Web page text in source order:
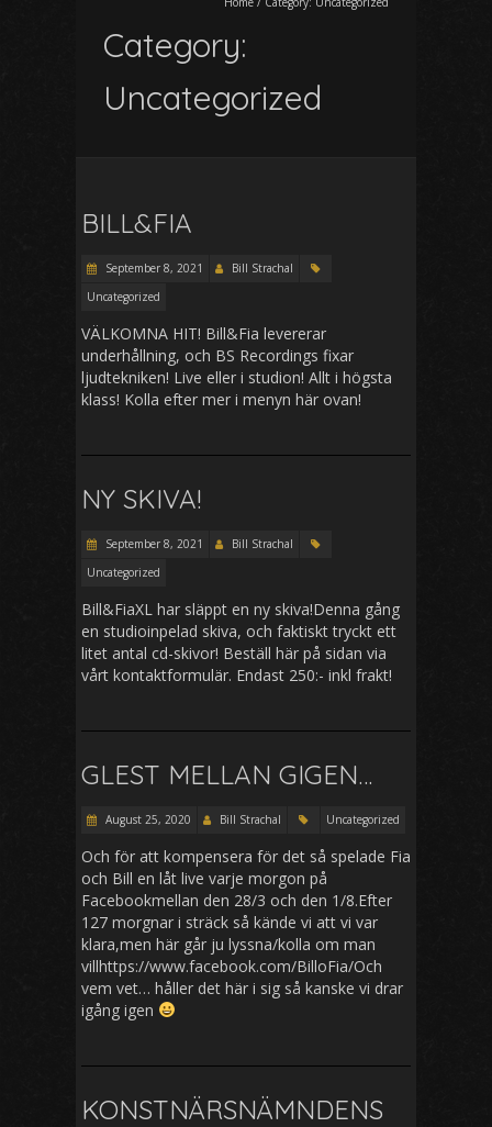
Category:
Uncategorized
BILL&FIA
September 8, 2021
Bill Strachal
Uncategorized
VÄLKOMNA HIT! Bill&Fia levererar
underhållning, och BS Recordings fixar
ljudtekniken! Live eller i studion! Allt i högsta
klass! Kolla efter mer i menyn här ovan!
NY SKIVA!
September 8, 2021
Bill Strachal
Uncategorized
Bill&FiaXL har släppt en ny skiva!Denna gång
en studioinpelad skiva, och faktiskt tryckt ett
litet antal cd-skivor! Beställ här på sidan via
vårt kontaktformulär. Endast 250:- inkl frakt!
GLEST MELLAN GIGEN…
August 25, 2020 Bill Strachal Uncategorized
Och för att kompensera för det så spelade Fia
och Bill en låt live varje morgon på
Facebookmellan den 28/3 och den 1/8.Efter
127 morgnar i sträck så kände vi att vi var
klara,men här går ju lyssna/kolla om man
villhttps://www.facebook.com/BilloFia/Och
vem vet… håller det här i sig så kanske vi drar
igång igen
KONSTNÄRSNÄMNDENS